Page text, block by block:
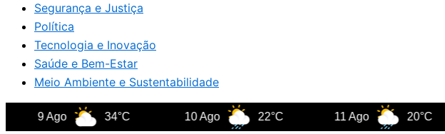
Segurança e Justiça
Política
Tecnologia e Inovação
Saúde e Bem-Estar
Meio Ambiente e Sustentabilidade
34°C 10 Ago 22°C 11 Ago 20°C